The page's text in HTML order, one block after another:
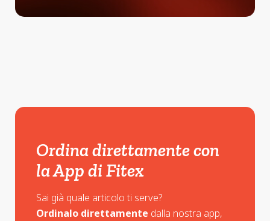
Ordina direttamente con
la App di Fitex
Sai già quale articolo ti serve?
Ordinalo direttamente dalla nostra app,